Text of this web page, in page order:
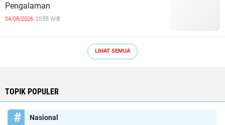
Pengalaman
04/08/2026, 20:55 WIB
LIHAT SEMUA
TOPIK POPULER
Nasional